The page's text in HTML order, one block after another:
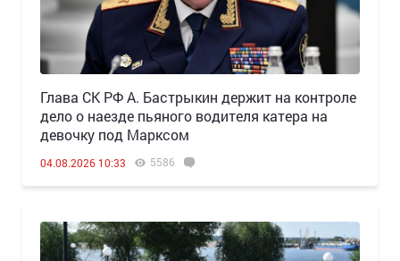
Глава СК РФ А. Бастрыкин держит на контроле
дело о наезде пьяного водителя катера на
девочку под Марксом
04.08.2026 10:33 5586